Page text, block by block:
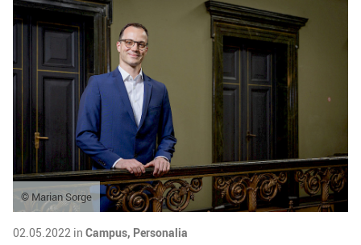
© Marian Sorge
02.05.2022 in Campus, Personalia